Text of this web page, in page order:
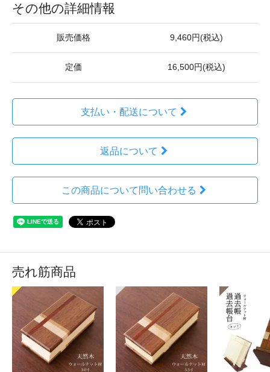
その他の詳細情報
販売価格 9,460円(税込)
定価 16,500円(税込)
支払い・配送について
返品について
この商品について問い合わせる
売れ筋商品